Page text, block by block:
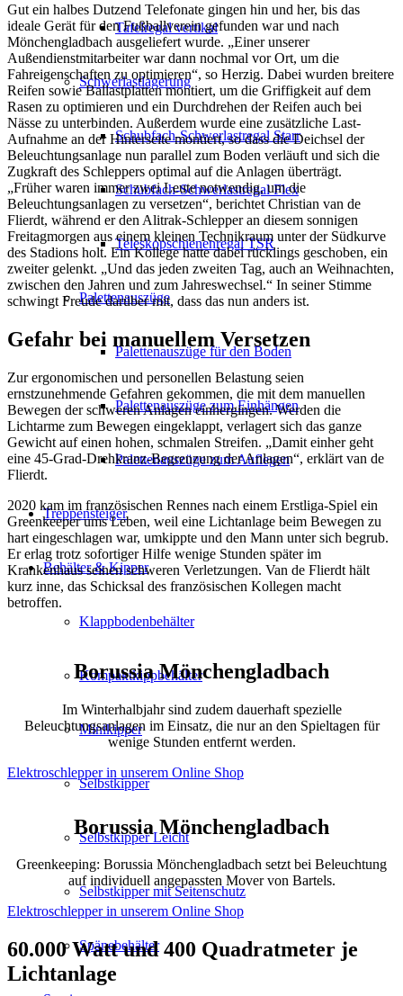
Tafelregal vertikal
Schwerlastlagerung
Schubfach-Schwerlastregal Starr
Schubfach-Schwerlastregal Flex
Teleskopschienenregal TSR
Palettenauszüge
Palettenauszüge für den Boden
Palettenauszüge zum Einhängen
Palettenauszüge zum Auflegen
Treppensteiger
Behälter & Kipper
Klappbodenbehälter
Kompaktkippbehälter
Minikipper
Selbstkipper
Selbstkipper Leicht
Selbstkipper mit Seitenschutz
Spänebehälter
Gut ein halbes Dutzend Telefonate gingen hin und her, bis das
ideale Gerät für den Fußballverein gefunden war und nach
Mönchengladbach ausgeliefert wurde. „Einer unserer
Außendienstmitarbeiter war dann nochmal vor Ort, um die
Fahreigenschaften zu optimieren“, so Herzig. Dabei wurden breitere
Reifen sowie Ballastplatten montiert, um die Griffigkeit auf dem
Rasen zu optimieren und ein Durchdrehen der Reifen auch bei
Nässe zu unterbinden. Außerdem wurde eine zusätzliche Last-
Aufnahme an der Hinterseite montiert, so dass die Deichsel der
Beleuchtungsanlage nun parallel zum Boden verläuft und sich die
Zugkraft des Schleppers optimal auf die Anlagen überträgt.
„Früher waren immer zwei Leute notwendig, um die
Beleuchtungsanlagen zu versetzen“, berichtet Christian van de
Flierdt, während er den Alitrak-Schlepper an diesem sonnigen
Freitagmorgen aus einem kleinen Technikraum unter der Südkurve
des Stadions holt. Ein Kollege hatte dabei rücklings geschoben, ein
zweiter gelenkt. „Und das jeden zweiten Tag, auch an Weihnachten,
zwischen den Jahren und zum Jahreswechsel.“ In seiner Stimme
schwingt Freude darüber mit, dass das nun anders ist.
Gefahr bei manuellem Versetzen
Zur ergonomischen und personellen Belastung seien
ernstzunehmende Gefahren gekommen, die mit dem manuellen
Bewegen der schweren Anlagen einhergingen. Werden die
Lichtarme zum Bewegen eingeklappt, verlagert sich das ganze
Gewicht auf einen hohen, schmalen Streifen. „Damit einher geht
eine 45-Grad-Drehkranz-Begrenzung der Anlagen“, erklärt van de
Flierdt.
2020 kam im französischen Rennes nach einem Erstliga-Spiel ein
Greenkeeper ums Leben, weil eine Lichtanlage beim Bewegen zu
hart eingeschlagen war, umkippte und den Mann unter sich begrub.
Er erlag trotz sofortiger Hilfe wenige Stunden später im
Krankenhaus seinen schweren Verletzungen. Van de Flierdt hält
kurz inne, das Schicksal des französischen Kollegen macht
betroffen.
Borussia Mönchengladbach
Im Winterhalbjahr sind zudem dauerhaft spezielle
Beleuchtungsanlagen im Einsatz, die nur an den Spieltagen für
wenige Stunden entfernt werden.
Elektroschlepper in unserem Online Shop
Borussia Mönchengladbach
Greenkeeping: Borussia Mönchengladbach setzt bei Beleuchtung
auf individuell angepassten Mover von Bartels.
Elektroschlepper in unserem Online Shop
60.000 Watt und 400 Quadratmeter je
Lichtanlage